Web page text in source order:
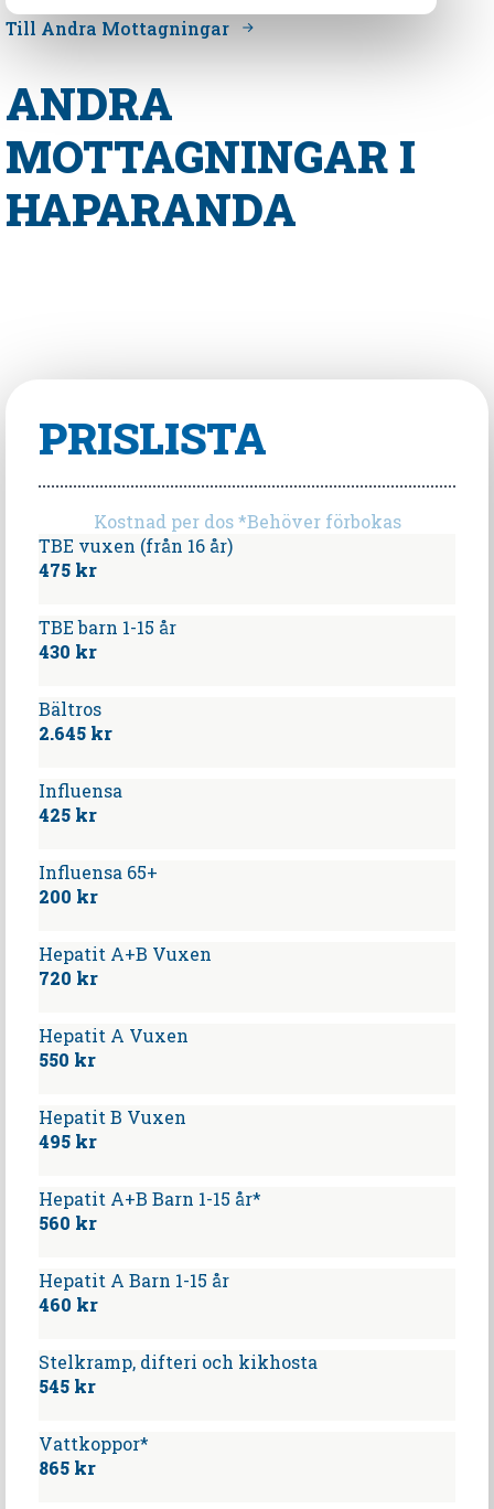
Till Andra Mottagningar
ANDRA
MOTTAGNINGAR I
HAPARANDA
PRISLISTA
Kostnad per dos *Behöver förbokas
TBE vuxen (från 16 år)
475 kr
TBE barn 1-15 år
430 kr
Bältros
2.645 kr
Influensa
425 kr
Influensa 65+
200 kr
Hepatit A+B Vuxen
720 kr
Hepatit A Vuxen
550 kr
Hepatit B Vuxen
495 kr
Hepatit A+B Barn 1-15 år*
560 kr
Hepatit A Barn 1-15 år
460 kr
Stelkramp, difteri och kikhosta
545 kr
Vattkoppor*
865 kr